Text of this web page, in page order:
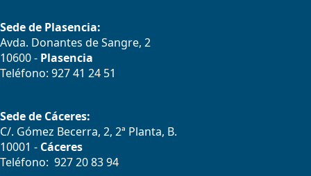
Sede de Plasencia:
Avda. Donantes de Sangre, 2
10600 - Plasencia
Teléfono: 927 41 24 51
Sede de Cáceres:
C/. Gómez Becerra, 2, 2ª Planta, B.
10001 - Cáceres
Teléfono: 927 20 83 94